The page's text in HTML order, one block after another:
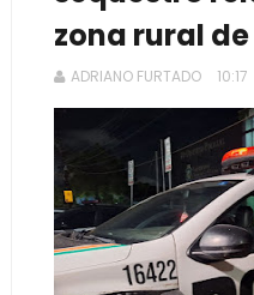
zona rural
ADRIANO FURTADO 10:17